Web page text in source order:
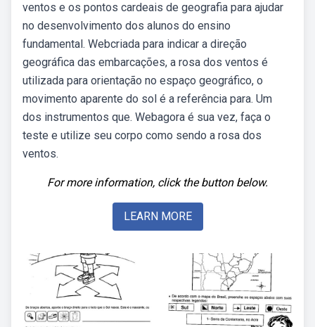
ventos e os pontos cardeais de geografia para ajudar
no desenvolvimento dos alunos do ensino
fundamental. Webcriada para indicar a direção
geográfica das embarcações, a rosa dos ventos é
utilizada para orientação no espaço geográfico, o
movimento aparente do sol é a referência para. Um
dos instrumentos que. Webagora é sua vez, faça o
teste e utilize seu corpo como sendo a rosa dos
ventos.
For more information, click the button below.
LEARN MORE